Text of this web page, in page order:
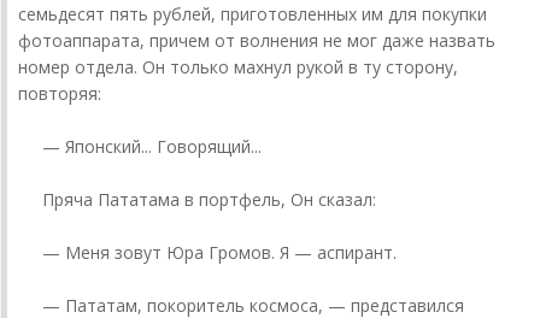
семьдесят пять рублей, приготовленных им для покупки
фотоаппарата, причем от волнения не мог даже назвать
номер отдела. Он только махнул рукой в ту сторону,
повторяя:
— Японский... Говорящий...
Пряча Пататама в портфель, Он сказал:
— Меня зовут Юра Громов. Я — аспирант.
— Пататам, покоритель космоса, — представился